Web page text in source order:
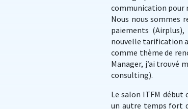
communication pour
Nous nous sommes
paiements
nouvelle tarification
comme thème de
Manager, j’ai trouvé
consulting).
Le salon ITFM début
un autre temps fort